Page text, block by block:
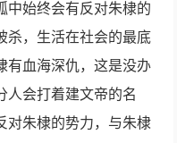
中始终会有反对朱棣的
杀，生活在社会的最底
有血海深仇，这是没办
人会打着建文帝的名
对朱棣的势力，与朱棣